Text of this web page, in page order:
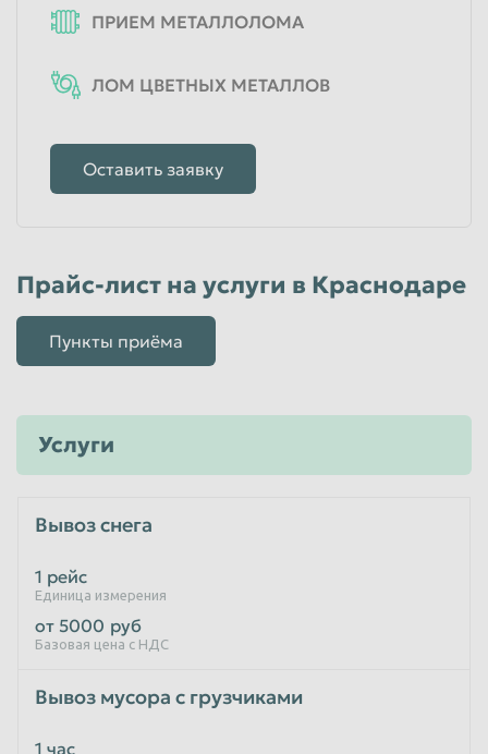
ПРИЕМ МЕТАЛЛОЛОМА
ЛОМ ЦВЕТНЫХ МЕТАЛЛОВ
Оставить заявку
Прайс-лист на услуги в Краснодаре
Пункты приёма
Услуги
Вывоз снега
Единица измерения
1 рейс
Базовая цена с НДС
от 5000 руб
Вывоз мусора с грузчиками
1 час